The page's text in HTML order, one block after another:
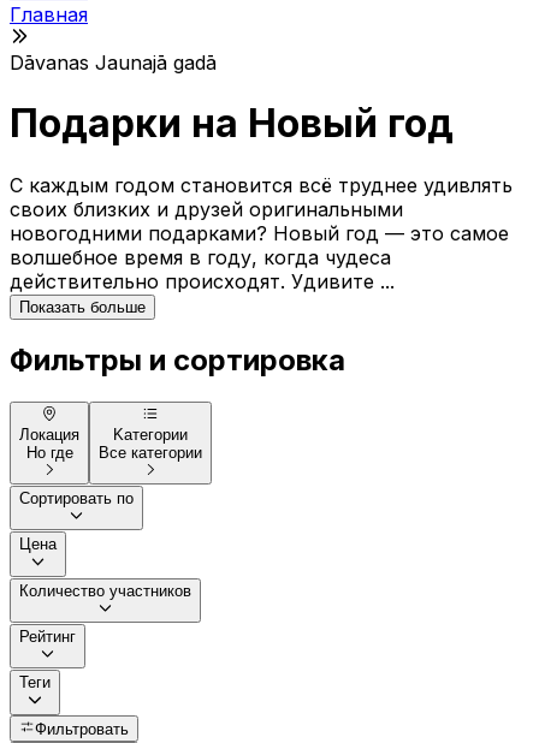
Главная
Dāvanas Jaunajā gadā
Подарки на Новый год
С каждым годом становится всё труднее удивлять
своих близких и друзей оригинальными
новогодними подарками? Новый год — это самое
волшебное время в году, когда чудеса
действительно происходят. Удивите ...
Показать больше
Фильтры и сортировка
Локация
Но где
Kатегории
Все категории
Сортировать по
Цена
Количество участников
Рейтинг
Теги
Фильтровать